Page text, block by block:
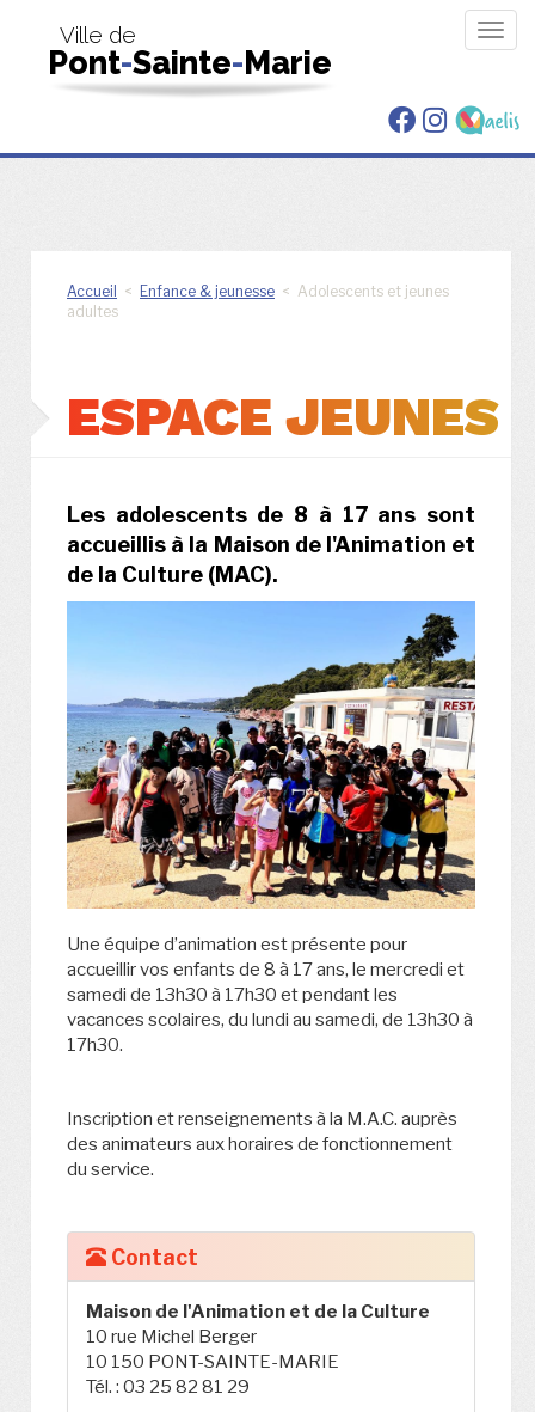
Ville de
Pont-Sainte-Marie
Accueil < Enfance & jeunesse < Adolescents et jeunes
adultes
ESPACE JEUNES
Les adolescents de 8 à 17 ans sont
accueillis à la Maison de l'Animation et
de la Culture (MAC).
Une équipe d’animation est présente pour
accueillir vos enfants de 8 à 17 ans, le mercredi et
samedi de 13h30 à 17h30 et pendant les
vacances scolaires, du lundi au samedi, de 13h30 à
17h30.
Inscription et renseignements à la M.A.C. auprès
des animateurs aux horaires de fonctionnement
du service.
Contact
Maison de l'Animation et de la Culture
10 rue Michel Berger
10 150 PONT-SAINTE-MARIE
Tél. : 03 25 82 81 29